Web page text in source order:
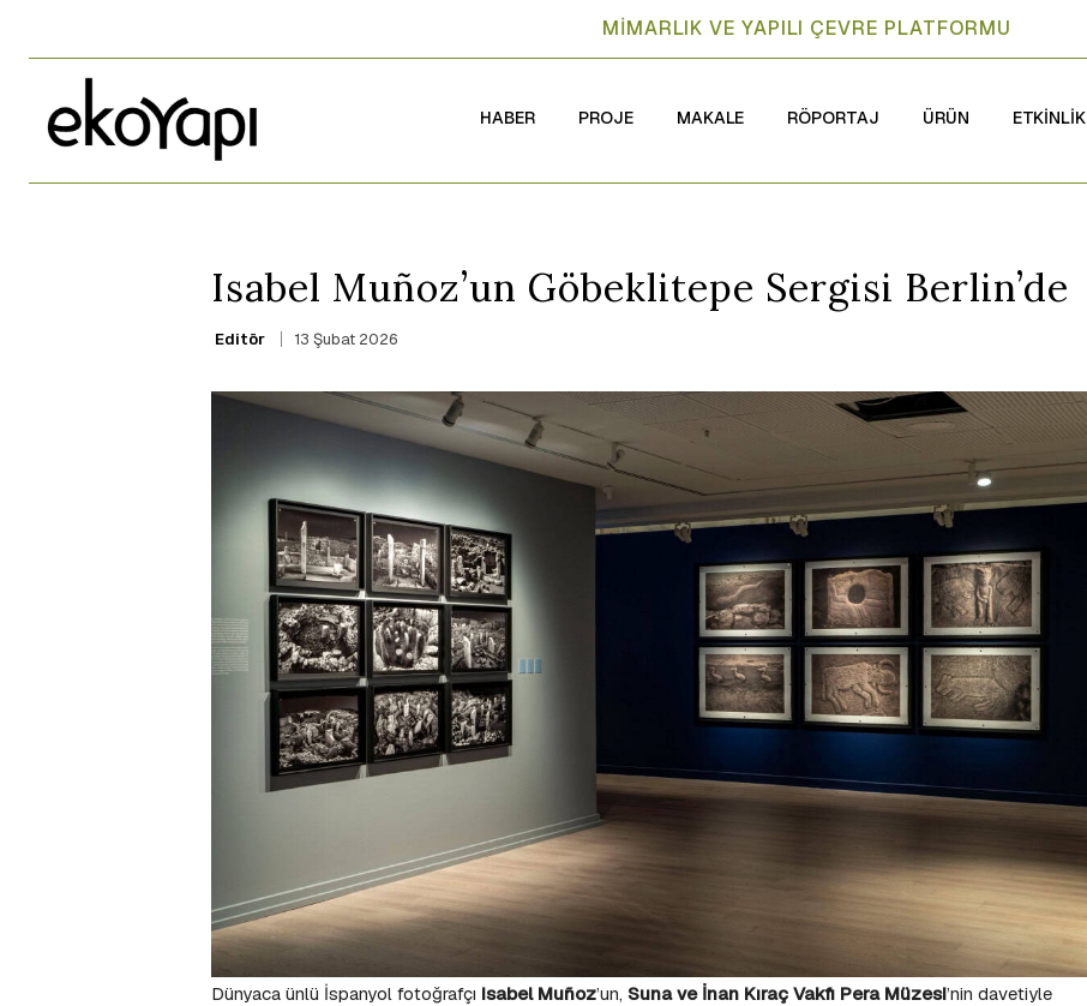
MİMARLIK VE YAPILI ÇEVRE PLATFORMU
HABER PROJE MAKALE RÖPORTAJ ÜRÜN ETKİNLİK
Isabel Muñoz’un Göbeklitepe Sergisi Berlin’de
Editör 13 Şubat 2026
Dünyaca ünlü İspanyol fotoğrafçı Isabel Muñoz’un, Suna ve İnan Kıraç Vakfı Pera Müzesi’nin davetiyle